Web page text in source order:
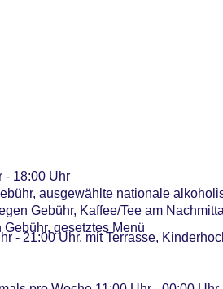
- 18:00 Uhr
ausgewählte nationale
Gebühr, Kaffee/Tee am
gesetztes Menü
- 21:00 Uhr, mit Terrasse,